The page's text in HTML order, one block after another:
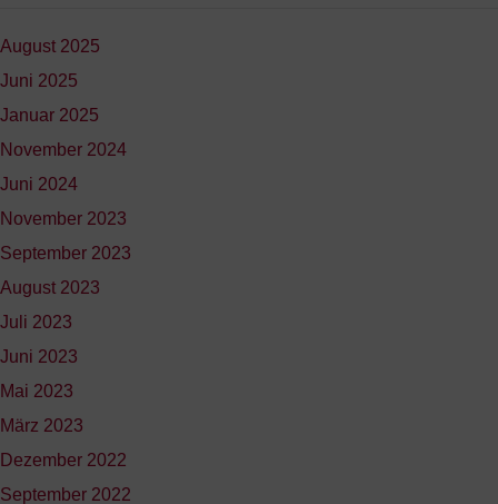
August 2025
Juni 2025
Januar 2025
November 2024
Juni 2024
November 2023
September 2023
August 2023
Juli 2023
Juni 2023
Mai 2023
März 2023
Dezember 2022
September 2022